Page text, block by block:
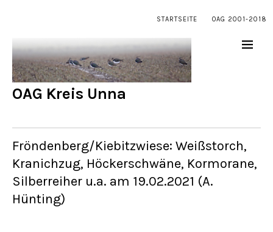
STARTSEITE OAG 2001-2018
OAG Kreis Unna
Fröndenberg/Kiebitzwiese: Weißstorch,
Kranichzug, Höckerschwäne, Kormorane,
Silberreiher u.a. am 19.02.2021 (A.
Hünting)